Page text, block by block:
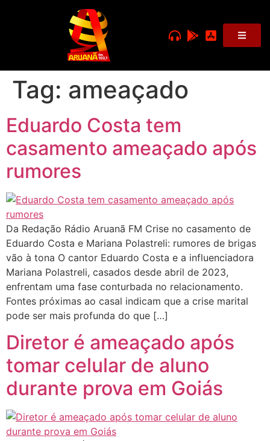
Tag: ameaçado
Eduardo Costa tem
casamento ameaçado após
rumores
Da Redação Rádio Aruanã FM Crise no casamento de
Eduardo Costa e Mariana Polastreli: rumores de brigas
vão à tona O cantor Eduardo Costa e a influenciadora
Mariana Polastreli, casados desde abril de 2023,
enfrentam uma fase conturbada no relacionamento.
Fontes próximas ao casal indicam que a crise marital
pode ser mais profunda do que […]
Diretor é ameaçado após
tomar celular de aluno
durante prova em Goiás